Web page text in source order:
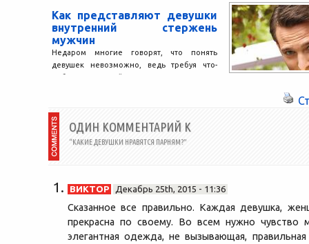
Кристина Асмус....
Как представляют девушки
внутренний стержень
мужчин
Недаром многие говорят, что понять
девушек невозможно, ведь требуя что-
либо от парней и получая это, они
ОДИН КОММЕНТАРИЙ К
“КАКИЕ ДЕВУШКИ НРАВЯТСЯ ПАРНЯМ?”
ВИКТОР Декабрь 25th, 2015 - 11:36
Сказанное все правильно. Каждая девушка,
прекрасна по своему. Во всем нужно чувство
элегантная одежда, не вызывающая,